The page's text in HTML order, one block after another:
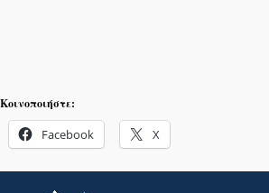
Κοινοποιήστε:
Facebook X